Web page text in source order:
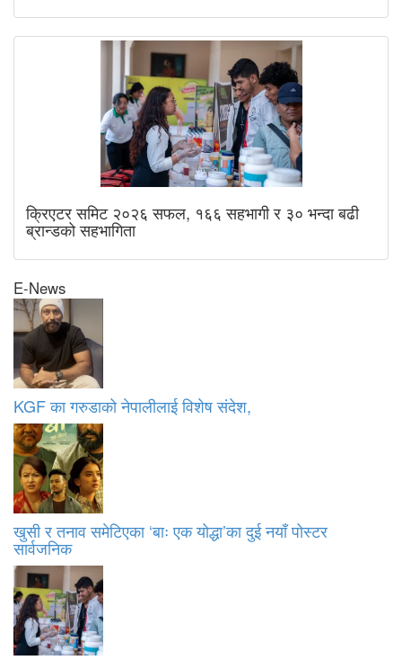
क्रिएटर समिट २०२६ सफल, १६६ सहभागी र ३० भन्दा बढी
ब्रान्डको सहभागिता
E-News
KGF का गरुडाको नेपालीलाई विशेष संदेश,
खुसी र तनाव समेटिएका ‘बाः एक योद्धा’का दुई नयाँ पोस्टर
सार्वजनिक